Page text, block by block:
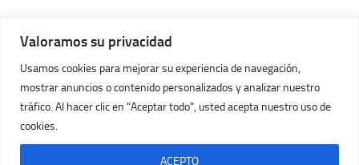
Valoramos su privacidad
Usamos cookies para mejorar su experiencia de navegación,
mostrar anuncios o contenido personalizados y analizar nuestro
tráfico. Al hacer clic en "Aceptar todo", usted acepta nuestro uso de
cookies.
ACEPTO
Imágenes Huracán © 2026. Todos los Derechos Reservados.
- Diseñado con